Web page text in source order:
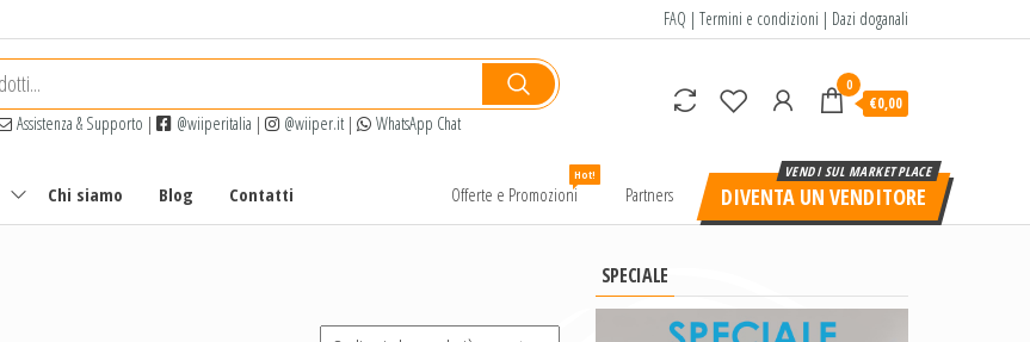
FAQ | Termini e condizioni | Dazi doganali
Assistenza & Supporto | @wiiperitalia | @wiiper.it | WhatsApp Chat
0
€0,00
Chi siamo Blog Contatti Offerte e Promozioni
Hot!
Partners DIVENTA UN VENDITORE
SPECIALE